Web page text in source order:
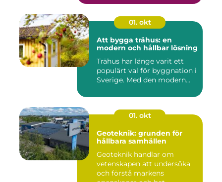
01. okt
Att bygga trähus: en
modern och hållbar lösning
Trähus har länge varit ett
populärt val för byggnation i
Sverige. Med den modern...
01. okt
Geoteknik: grunden för
hållbara samhällen
Geoteknik handlar om
vetenskapen att undersöka
och förstå markens